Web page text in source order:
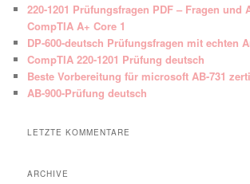
220-1201 Prüfungsfragen PDF – Fragen und
CompTIA A+ Core 1
DP-600-deutsch Prüfungsfragen mit echten
CompTIA 220-1201 Prüfung deutsch
Beste Vorbereitung für microsoft AB-731
AB-900-Prüfung deutsch
LETZTE KOMMENTARE
ARCHIVE